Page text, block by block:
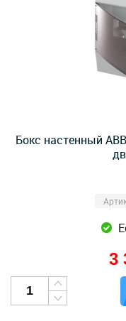
Бокс настенный
3